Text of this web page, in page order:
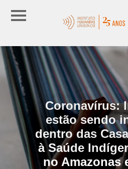
Coronavírus:
estão sendo
dentro das
à Saúde
no Amazonas